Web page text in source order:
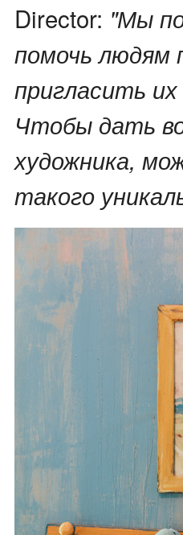
Director: "Мы
помочь людям
пригласить
Чтобы дать
художника,
такого